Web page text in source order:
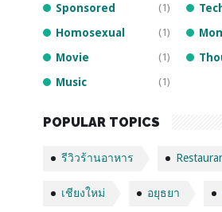
Sponsored (1)
Homosexual (1)
Movie (1)
Music (1)
POPULAR TOPICS
รีวิวร้านอาหาร
เชียงใหม่ อยุธยา